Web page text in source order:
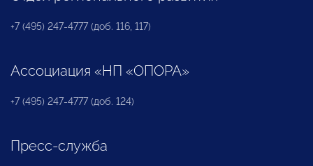
+7 (495) 247-4777 (доб. 116, 117)
Ассоциация «НП «ОПОРА»
+7 (495) 247-4777 (доб. 124)
Пресс-служба